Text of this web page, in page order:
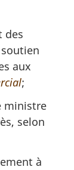
des
aux
;
ministre
selon
à